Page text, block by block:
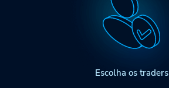
Escolha os traders